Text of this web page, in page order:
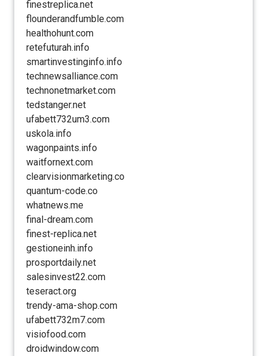
finestreplica.net
flounderandfumble.com
healthohunt.com
retefuturah.info
smartinvestinginfo.info
technewsalliance.com
technonetmarket.com
tedstanger.net
ufabett732um3.com
uskola.info
wagonpaints.info
waitfornext.com
clearvisionmarketing.co
quantum-code.co
whatnews.me
final-dream.com
finest-replica.net
gestioneinh.info
prosportdaily.net
salesinvest22.com
teseract.org
trendy-ama-shop.com
ufabett732m7.com
visiofood.com
droidwindow.com